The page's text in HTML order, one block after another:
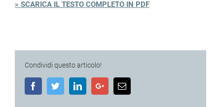
» SCARICA IL TESTO COMPLETO IN PDF
Condividi questo articolo!
FacebookTwitterLinkedInGoogle+Email